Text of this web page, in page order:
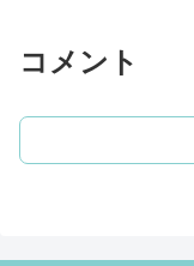
コメント